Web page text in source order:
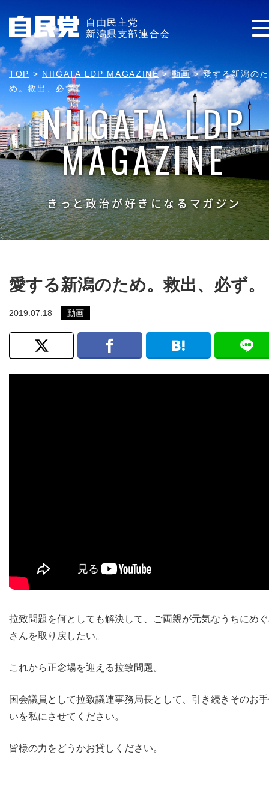
自由民主党
新潟県支部連合会
TOP > NIIGATA LDP MAGAZINE>動画>愛する新潟のた
め。救出、必ず。
NIIGATA LDP
MAGAZINE
きっと政治が好きになるマガジン
愛する新潟のため。救出、必ず。
2019.07.18 動画
拉致問題を何としても解決して、ご両親が元気なうちにめ
さんを取り戻したい。
これから正念場を迎える拉致問題。
国会議員として拉致議連事務局長として、引き続きそのお
いを私にさせてください。
皆様の力をどうかお貸しください。